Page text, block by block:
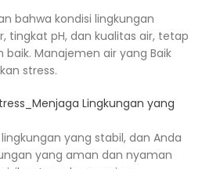
bahwa kondisi lingkungan
tingkat pH, dan kualitas air, tetap
Manajemen air yang Baik
stress.
yang stabil, dan Anda
yang aman dan nyaman